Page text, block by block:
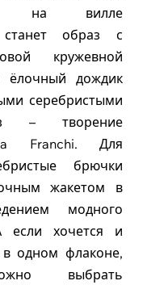
на вилле
станет образ с
кружевной
ёлочный дождик
серебристыми
– творение
Franchi. Для
брючки
жакетом в
модного
если хочется и
одном флаконе,
выбрать